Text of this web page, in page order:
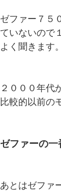
ゼファー７５
ていないので
よく聞きます。
２０００年代
比較的以前の
ゼファーの一
あとはゼファ